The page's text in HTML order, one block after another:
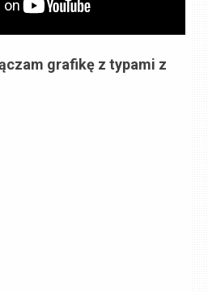
grafikę z typami z